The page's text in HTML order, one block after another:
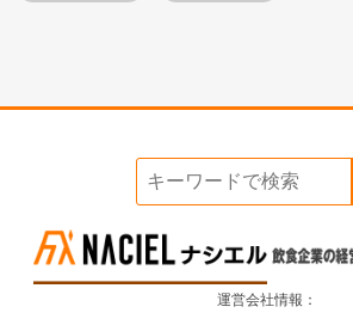
運営会社情報：